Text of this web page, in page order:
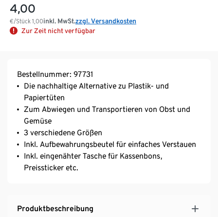
4,00
€/Stück 1,00inkl. MwSt.zzgl. Versandkosten
Zur Zeit nicht verfügbar
Bestellnummer: 97731
Die nachhaltige Alternative zu Plastik- und
Papiertüten
Zum Abwiegen und Transportieren von Obst und
Gemüse
3 verschiedene Größen
Inkl. Aufbewahrungsbeutel für einfaches Verstauen
Inkl. eingenähter Tasche für Kassenbons,
Preissticker etc.
Produktbeschreibung